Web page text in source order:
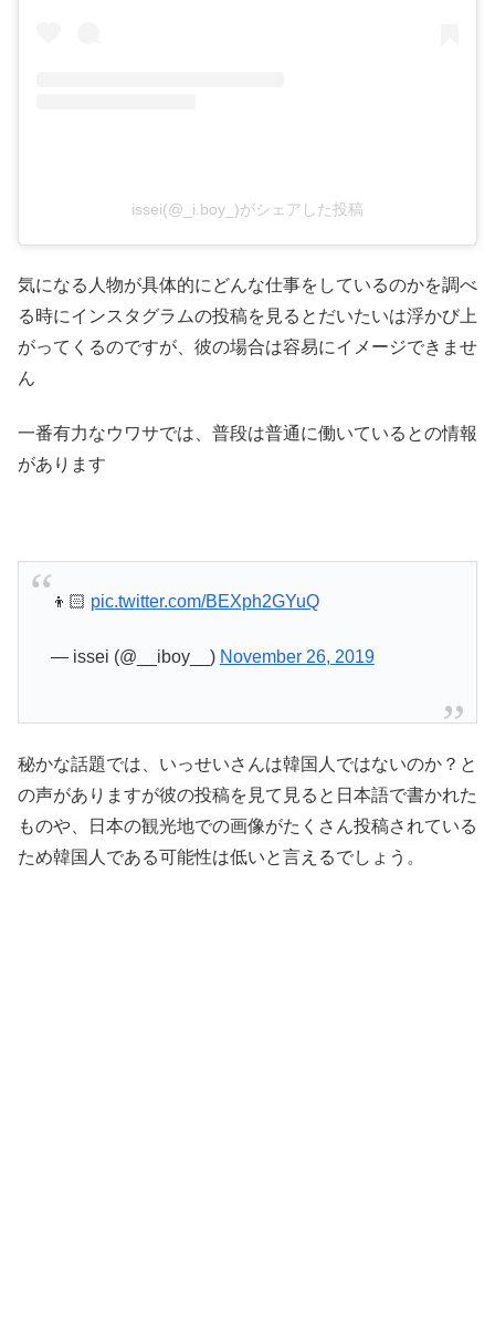
issei(@_i.boy_)がシェアした投稿
気になる人物が具体的にどんな仕事をしているのかを調べ
る時にインスタグラムの投稿を見るとだいたいは浮かび上
がってくるのですが、彼の場合は容易にイメージできませ
ん
一番有力なウワサでは、普段は普通に働いているとの情報
があります
👦🏻 pic.twitter.com/BEXph2GYuQ
— issei (@__iboy__) November 26, 2019
秘かな話題では、いっせいさんは韓国人ではないのか？と
の声がありますが彼の投稿を見て見ると日本語で書かれた
ものや、日本の観光地での画像がたくさん投稿されている
ため韓国人である可能性は低いと言えるでしょう。